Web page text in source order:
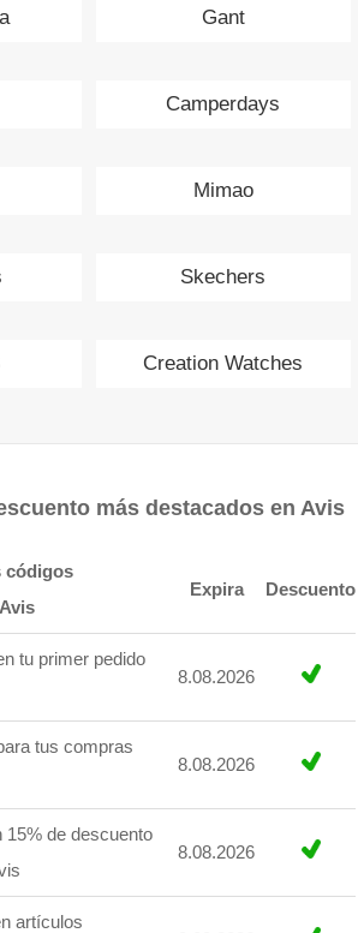
Gant
Camperdays
Mimao
Skechers
Creation Watches
más destacados en Avis
códigos
Expira Descuento
tu primer pedido
8.08.2026
tus compras
8.08.2026
15% de descuento
8.08.2026
artículos